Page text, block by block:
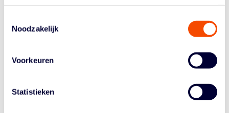
Noodzakelijk
Voorkeuren
Statistieken
kijken of hij in Europa een profcontract kan
3×3 speler en ik ben blij dat we hem er nu in de groep
Royé geeft Team Amsterdam een goede kans om in
Japan bij de FIBA 3×3 World Tour Opener meteen een
bondscoach als speler met Slagter, Jaring, en Kovaceciv